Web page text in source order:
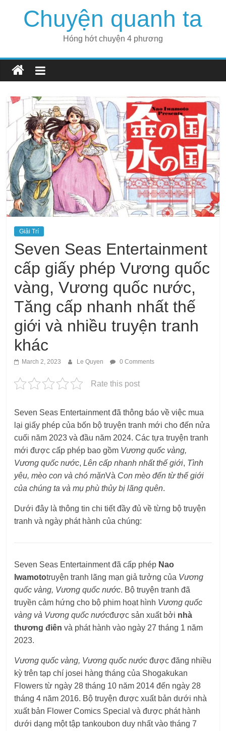
Chuyện quanh ta
Hóng hớt chuyện 4 phương
Giải Trí
Seven Seas Entertainment
cấp giấy phép Vương quốc
vàng, Vương quốc nước,
Tăng cấp nhanh nhất thế
giới và nhiều truyện tranh
khác
March 2, 2023 Le Quyen 0 Comments
Rate this post
Seven Seas Entertainment đã thông báo về việc mua
lại giấy phép của bốn bộ truyện tranh mới cho đến nửa
cuối năm 2023 và đầu năm 2024. Các tựa truyện tranh
mới được cấp phép bao gồm Vương quốc vàng,
Vương quốc nước,Lên cấp nhanh nhất thế giới, Tình
yêu, mèo con và chó mặnVà Con mèo đến từ thế giới
của chúng ta và mụ phù thủy bị lãng quên.
Dưới đây là thông tin chi tiết đầy đủ về từng bộ truyện
tranh và ngày phát hành của chúng:
Seven Seas Entertainment đã cấp phép Nao
Iwamototruyện tranh lãng mạn giả tưởng của Vương
quốc vàng, Vương quốc nước. Bộ truyện tranh đã
truyền cảm hứng cho bộ phim hoạt hình Vương quốc
vàng và Vương quốc nướcđược sản xuất bởi nhà
thương điên và phát hành vào ngày 27 tháng 1 năm
2023.
Vương quốc vàng, Vương quốc nước được đăng nhiều
kỳ trên tạp chí josei hàng tháng của Shogakukan
Flowers từ ngày 28 tháng 10 năm 2014 đến ngày 28
tháng 4 năm 2016. Bộ truyện được xuất bản dưới nhà
xuất bản Flower Comics Special và được phát hành
dưới dạng một tập tankoubon duy nhất vào tháng 7